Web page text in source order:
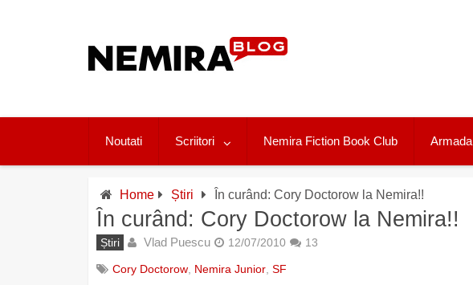
Noutati Scriitori Nemira Fiction Book Club Armada
Home Știri În curând: Cory Doctorow la Nemira!!
În curând: Cory Doctorow la Nemira!!
Știri Vlad Puescu 12/07/2010 13
Cory Doctorow Nemira Junior SF